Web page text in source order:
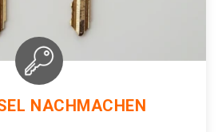
NACHMACHEN